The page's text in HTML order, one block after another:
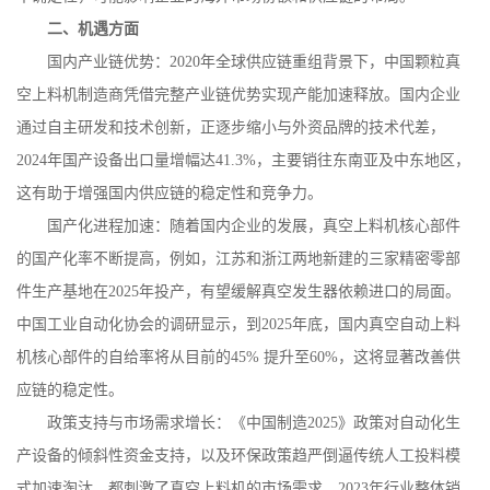
二、机遇方面
国内产业链优势： 2020年全球供应链重组背景下，中国颗粒真
空上料机制造商凭借完整产业链优势实现产能加速释放。国内企业
通过自主研发和技术创新，正逐步缩小与外资品牌的技术代差，
2024年国产设备出口量增幅达41.3%，主要销往东南亚及中东地区，
这有助于增强国内供应链的稳定性和竞争力。
国产化进程加速：随着国内企业的发展，真空上料机核心部件
的国产化率不断提高，例如，江苏和浙江两地新建的三家精密零部
件生产基地在2025年投产，有望缓解真空发生器依赖进口的局面。
中国工业自动化协会的调研显示，到 2025年底，国内真空自动上料
机核心部件的自给率将从目前的45% 提升至60%，这将显著改善供
应链的稳定性。
政策支持与市场需求增长：《中国制造2025》政策对自动化生
产设备的倾斜性资金支持，以及环保政策趋严倒逼传统人工投料模